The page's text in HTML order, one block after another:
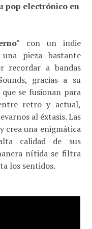
pop electrónico en
con un indie
pieza bastante
recordar a bandas
gracias a su
se fusionan para
retro y actual,
al éxtasis. Las
crea una enigmática
calidad de sus
nítida se filtra
los sentidos.